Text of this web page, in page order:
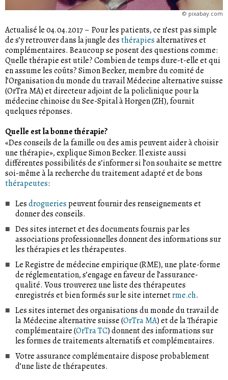
© pixabay.com
Actualisé le 04.04.2017– Pour les patients, ce n’est pas simple
de s’y retrouver dans la jungle desthérapiesalternatives et
complémentaires. Beaucoup se posent des questions comme:
Quelle thérapie est utile? Combien de temps dure-t-elle et qui
en assume les coûts? Simon Becker, membre du comité de
l’Organisation du monde du travail Médecine alternative suisse
(OrTra MA) et directeur adjoint de la policlinique pour la
médecine chinoise du See-Spital à Horgen (ZH), fournit
quelques réponses.
Quelle est la bonne thérapie?
«Des conseils de la famille ou des amis peuvent aider à choisir
une thérapie», explique Simon Becker. Il existe aussi
différentes possibilités de s’informer si l’on souhaite se mettre
soi-même à la recherche du traitement adapté et de bons
thérapeutes:
Lesdrogueriespeuvent fournir des renseignements et
donner des conseils.
Des sites internet et des documents fournis par les
associations professionnelles donnent des informations sur
les thérapies et les thérapeutes.
Le Registre de médecine empirique (RME), une plate-forme
de réglementation, s’engage en faveur de l’assurance-
qualité. Vous trouverez une liste des thérapeutes
enregistrés et bien formés sur le site internetrme.ch.
Les sites internet des organisations du monde du travail de
la Médecine alternative suisse (OrTra MA) et de la Thérapie
complémentaire (OrTra TC) donnent des informations sur
les formes de traitements alternatifs et complémentaires.
Votre assurance complémentaire dispose probablement
d’une liste de thérapeutes.